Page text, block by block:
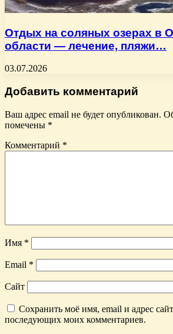
Отдых на соляных озерах в
области — лечение, пляжи…
03.07.2026
Добавить комментарий
Ваш адрес email не будет опубликован.
помечены *
Комментарий *
Имя *
Email *
Сайт
Сохранить моё имя, email и адрес
последующих моих комментариев.